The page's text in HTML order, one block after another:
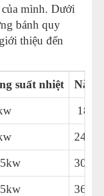
mình. Dưới
bánh quy
thiệu đến
suất nhiệt Năng
180-
240-
300-
360-